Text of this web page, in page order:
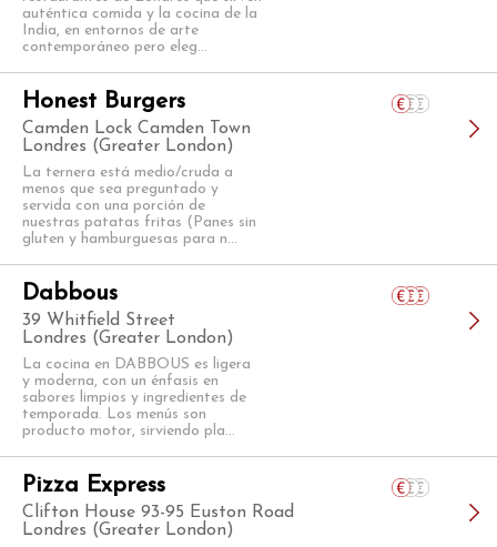
auténtica comida y la cocina de la
India, en entornos de arte
contemporáneo pero eleg...
Honest Burgers
Camden Lock Camden Town
Londres (Greater London)
La ternera está medio/cruda a
menos que sea preguntado y
servida con una porción de
nuestras patatas fritas (Panes sin
gluten y hamburguesas para n...
Dabbous
39 Whitfield Street
Londres (Greater London)
La cocina en DABBOUS es ligera
y moderna, con un énfasis en
sabores limpios y ingredientes de
temporada. Los menús son
producto motor, sirviendo pla...
Pizza Express
Clifton House 93-95 Euston Road
Londres (Greater London)